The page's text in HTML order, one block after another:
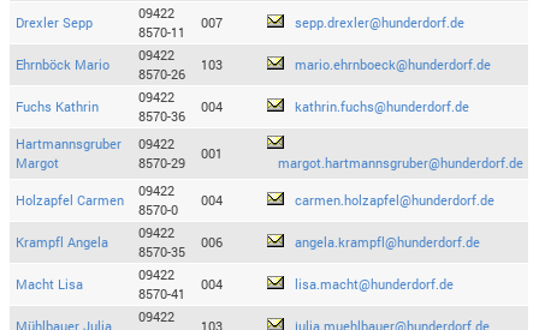
Drexler Sepp
09422
8570-11
007 sepp.drexler@hunderdorf.de
Ehrnböck Mario
09422
8570-26
103 mario.ehrnboeck@hunderdorf.de
Fuchs Kathrin
09422
8570-36
004 kathrin.fuchs@hunderdorf.de
Hartmannsgruber
Margot
09422
8570-29
001
margot.hartmannsgruber@hunderdorf.de
Holzapfel Carmen
09422
8570-0
004 carmen.holzapfel@hunderdorf.de
Krampfl Angela
09422
8570-35
006 angela.krampfl@hunderdorf.de
Macht Lisa
09422
8570-41
004 lisa.macht@hunderdorf.de
Mühlbauer Julia
09422
103 julia.muehlbauer@hunderdorf.de